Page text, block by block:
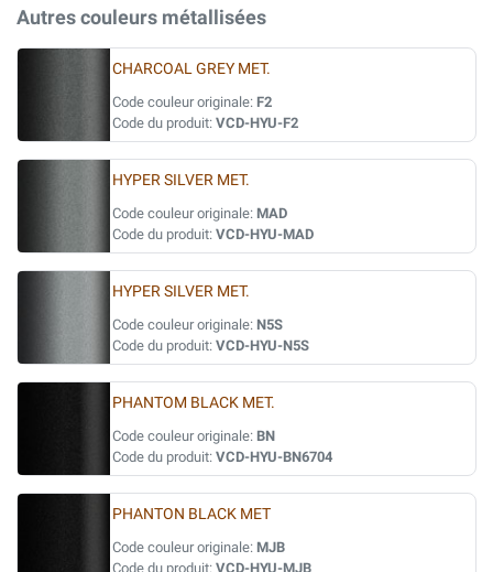
Autres couleurs métallisées
CHARCOAL GREY MET.
Code couleur originale: F2
Code du produit: VCD-HYU-F2
HYPER SILVER MET.
Code couleur originale: MAD
Code du produit: VCD-HYU-MAD
HYPER SILVER MET.
Code couleur originale: N5S
Code du produit: VCD-HYU-N5S
PHANTOM BLACK MET.
Code couleur originale: BN
Code du produit: VCD-HYU-BN6704
PHANTON BLACK MET
Code couleur originale: MJB
Code du produit: VCD-HYU-MJB